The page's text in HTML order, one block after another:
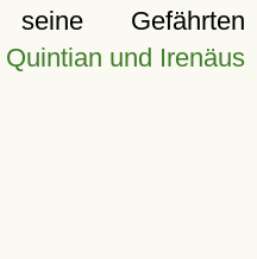
Gefährten
Quintian und Irenäus